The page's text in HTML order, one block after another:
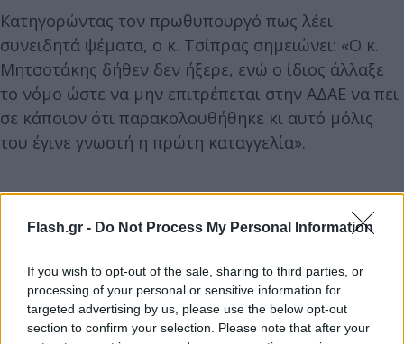
Flash.gr - Do Not Process My Personal Information
If you wish to opt-out of the sale, sharing to third parties, or
processing of your personal or sensitive information for
targeted advertising by us, please use the below opt-out
section to confirm your selection. Please note that after your
Κατηγορώντας τον πρωθυπουργό πως λέει
συνειδητά ψέματα, ο κ. Τσίπρας σημειώνει: «Ο κ.
Μητσοτάκης δήθεν δεν ήξερε, ενώ ο ίδιος άλλαξε
το νόμο ώστε να μην επιτρέπεται στην ΑΔΑΕ να πει
σε κάποιον ότι παρακολουθήθηκε κι αυτό μόλις
του έγινε γνωστή η πρώτη καταγγελία».
ημέρα ο ίδιος την ευθύνη της ΕΥΠ. Δεν ήξερε και τι
νομοθετούσε; Ποιος μπορεί να τον πιστέψει;»,
αναρωτιέται.